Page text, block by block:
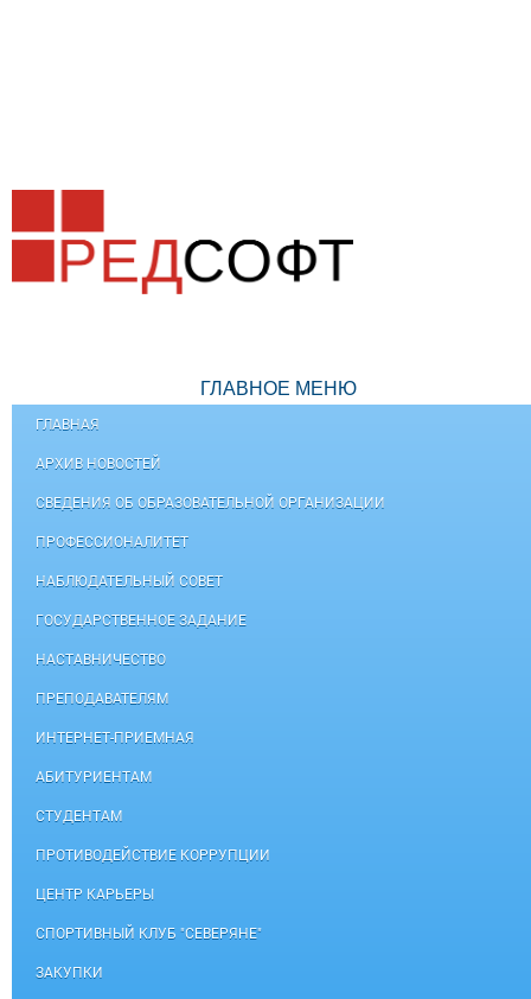
ГЛАВНОЕ МЕНЮ
ГЛАВНАЯ
АРХИВ НОВОСТЕЙ
СВЕДЕНИЯ ОБ ОБРАЗОВАТЕЛЬНОЙ ОРГАНИЗАЦИИ
ПРОФЕССИОНАЛИТЕТ
НАБЛЮДАТЕЛЬНЫЙ СОВЕТ
ГОСУДАРСТВЕННОЕ ЗАДАНИЕ
НАСТАВНИЧЕСТВО
ПРЕПОДАВАТЕЛЯМ
ИНТЕРНЕТ-ПРИЕМНАЯ
АБИТУРИЕНТАМ
СТУДЕНТАМ
ПРОТИВОДЕЙСТВИЕ КОРРУПЦИИ
ЦЕНТР КАРЬЕРЫ
СПОРТИВНЫЙ КЛУБ "СЕВЕРЯНЕ"
ЗАКУПКИ